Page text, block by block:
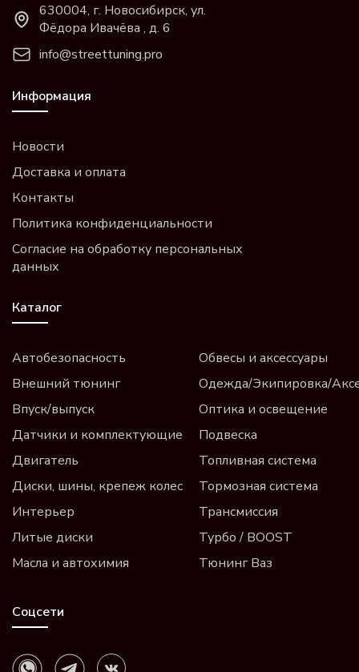
630004, г. Новосибирск, ул.
Фёдора Ивачёва , д. 6
info@streettuning.pro
Информация
Новости
Доставка и оплата
Контакты
Политика конфиденциальности
Согласие на обработку персональных
данных
Каталог
Автобезопасность
Внешний тюнинг
Впуск/выпуск
Датчики и комплектующие
Двигатель
Диски, шины, крепеж колес
Интерьер
Литые диски
Масла и автохимия
Обвесы и аксессуары
Одежда/Экипировка/
Оптика и освещение
Подвеска
Топливная система
Тормозная система
Трансмиссия
Турбо / BOOST
Тюнинг Ваз
Соцсети